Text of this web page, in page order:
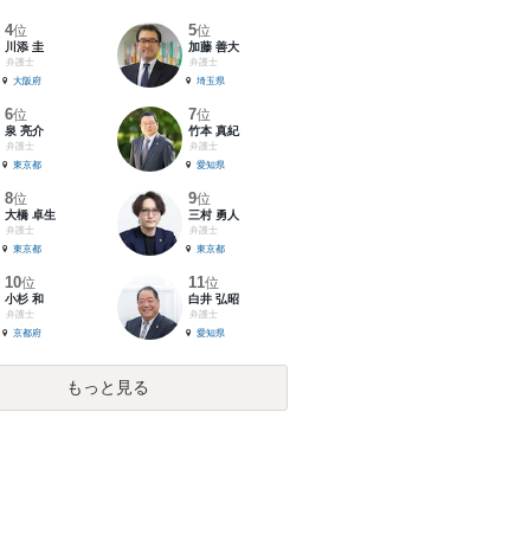
4位
川添 圭
弁護士
大阪府
5位
加藤 善大
弁護士
埼玉県
6位
泉 亮介
弁護士
東京都
7位
竹本 真紀
弁護士
愛知県
8位
大橋 卓生
弁護士
東京都
9位
三村 勇人
弁護士
東京都
10位
小杉 和
弁護士
京都府
11位
白井 弘昭
弁護士
愛知県
もっと見る